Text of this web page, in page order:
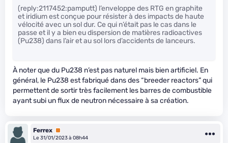
(reply:2117452:pamputt) l’enveloppe des RTG en graphite
et iridium est conçue pour résister à des impacts de haute
vélocité avec un sol dur. Ce qui n’était pas le cas dans le
passe et il y a bien eu dispersion de matières radioactives
(Pu238) dans l’air et au sol lors d’accidents de lanceurs.
À noter que du Pu238 n’est pas naturel mais bien artificiel. En
général, le Pu238 est fabriqué dans des “breeder reactors” qui
permettent de sortir très facilement les barres de combustible
ayant subi un flux de neutron nécessaire à sa création.
Ferrex Premium
Le 31/01/2023 à 08h44